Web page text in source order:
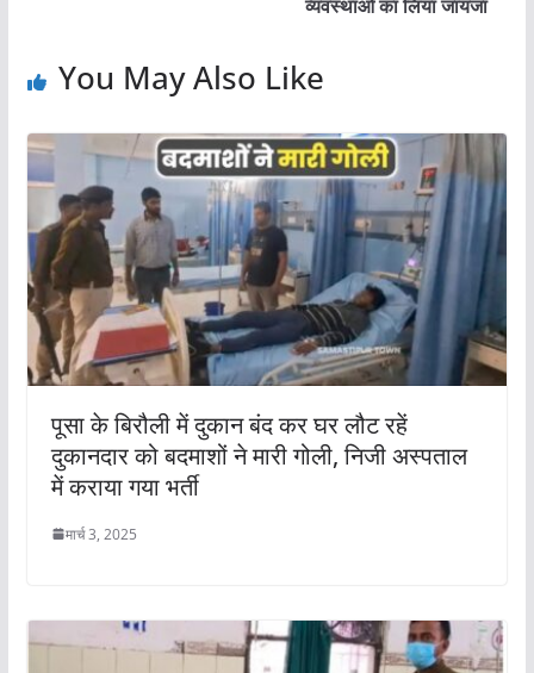
व्यवस्थाओं का लिया जायजा
You May Also Like
पूसा के बिरौली में दुकान बंद कर घर लौट रहें
दुकानदार को बदमाशों ने मारी गोली, निजी अस्पताल
में कराया गया भर्ती
मार्च 3, 2025